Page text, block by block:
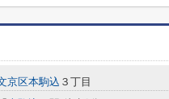
京区本駒込 ３丁目